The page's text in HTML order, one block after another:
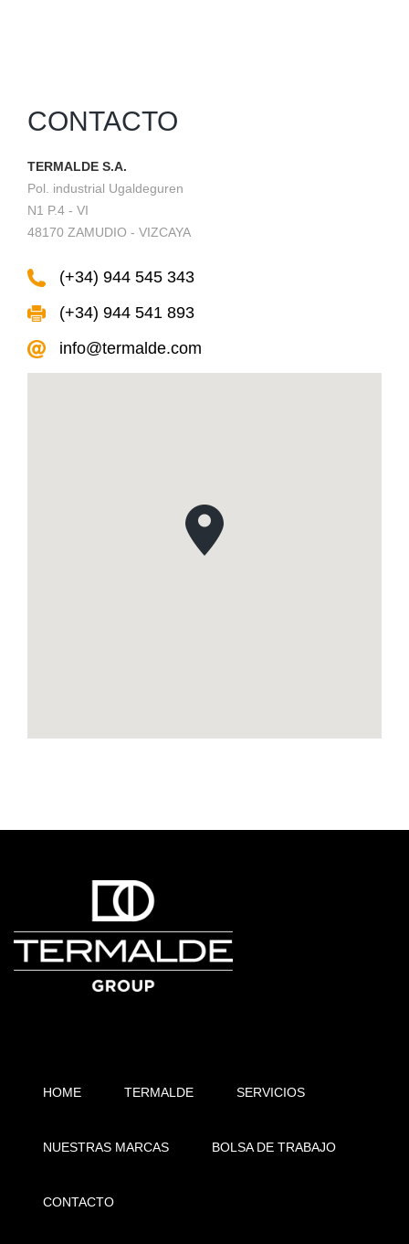
CONTACTO
TERMALDE S.A.
Pol. industrial Ugaldeguren
N1 P.4 - VI
48170 ZAMUDIO - VIZCAYA
(+34) 944 545 343
(+34) 944 541 893
info@termalde.com
HOME TERMALDE SERVICIOS
NUESTRAS MARCAS BOLSA DE TRABAJO
CONTACTO